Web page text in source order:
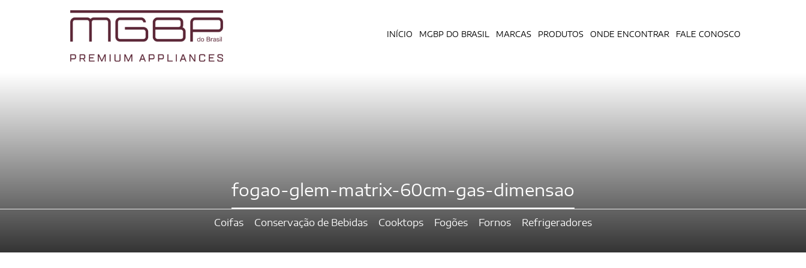
INÍCIO MGBP DO BRASIL MARCAS PRODUTOS ONDE ENCONTRAR FALE CONOSCO
fogao-glem-matrix-60cm-gas-dimensao
Coifas Conservação de Bebidas Cooktops Fogões Fornos Refrigeradores